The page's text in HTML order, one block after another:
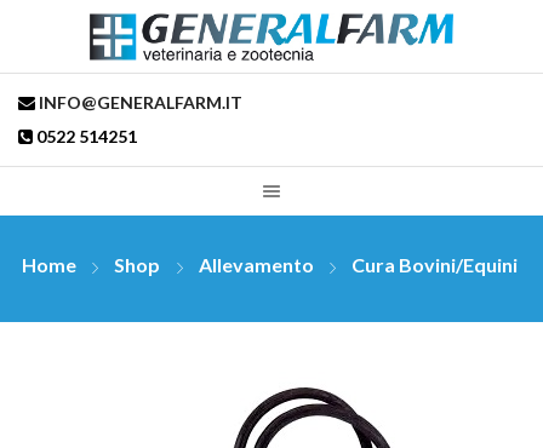
INFO@GENERALFARM.IT
0522 514251
Home Shop Allevamento Cura Bovini/Equini